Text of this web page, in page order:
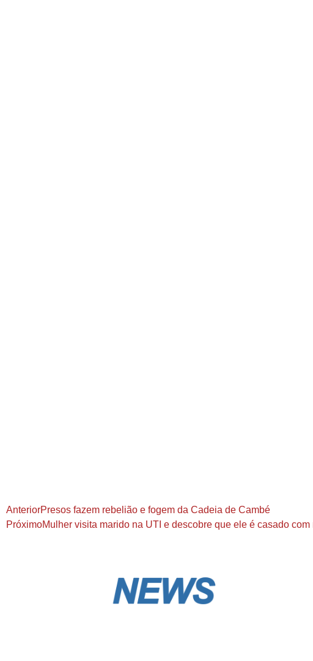
AnteriorPresos fazem rebelião e fogem da Cadeia de Cambé
PróximoMulher visita marido na UTI e descobre que ele é casado com